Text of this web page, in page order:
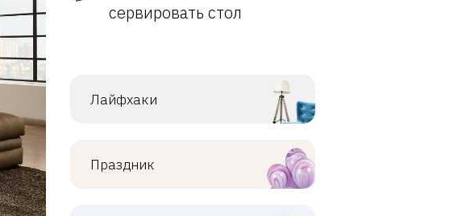
сервировать стол
Лайфхаки
Праздник